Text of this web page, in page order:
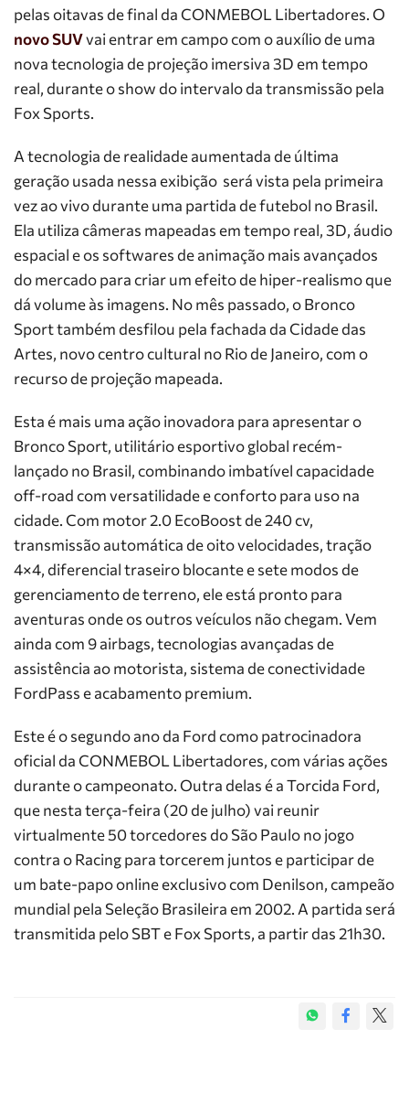
pelas oitavas de final da CONMEBOL Libertadores. O
novo SUVvai entrar em campo com o auxílio de uma
nova tecnologia de projeção imersiva 3D em tempo
real, durante o show do intervalo da transmissão pela
Fox Sports.
A tecnologia de realidade aumentada de última
geração usada nessa exibição será vista pela primeira
vez ao vivo durante uma partida de futebol no Brasil.
Ela utiliza câmeras mapeadas em tempo real, 3D, áudio
espacial e os softwares de animação mais avançados
do mercado para criar um efeito de hiper-realismo que
dá volume às imagens. No mês passado, o Bronco
Sport também desfilou pela fachada da Cidade das
Artes, novo centro cultural no Rio de Janeiro, com o
recurso de projeção mapeada.
Esta é mais uma ação inovadora para apresentar o
Bronco Sport, utilitário esportivo global recém-
lançado no Brasil, combinando imbatível capacidade
off-road com versatilidade e conforto para uso na
cidade. Com motor 2.0 EcoBoost de 240 cv,
transmissão automática de oito velocidades, tração
4×4, diferencial traseiro blocante e sete modos de
gerenciamento de terreno, ele está pronto para
aventuras onde os outros veículos não chegam. Vem
ainda com 9 airbags, tecnologias avançadas de
assistência ao motorista, sistema de conectividade
FordPass e acabamento premium.
Este é o segundo ano da Ford como patrocinadora
oficial da CONMEBOL Libertadores, com várias ações
durante o campeonato. Outra delas é a Torcida Ford,
que nesta terça-feira (20 de julho) vai reunir
virtualmente 50 torcedores do São Paulo no jogo
contra o Racing para torcerem juntos e participar de
um bate-papo online exclusivo com Denilson, campeão
mundial pela Seleção Brasileira em 2002. A partida será
transmitida pelo SBT e Fox Sports, a partir das 21h30.